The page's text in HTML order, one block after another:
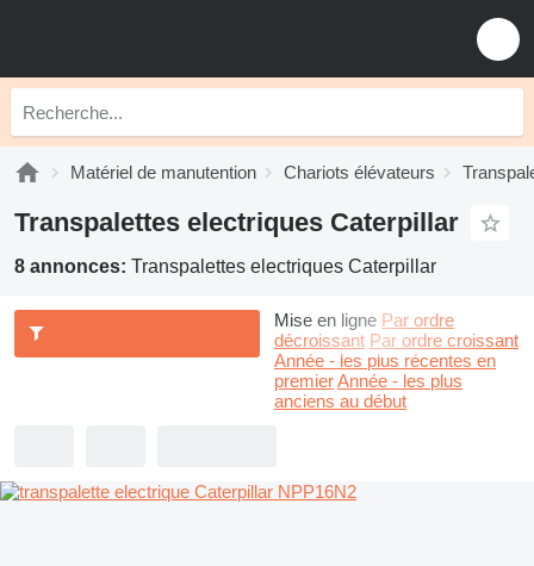
Matériel de manutention Chariots élévateurs
Transpalettes electriques Caterpillar
8 annonces: Transpalettes electriques Caterpillar
Mise en ligne Par ordre
décroissant Par ordre croissant
Année - les plus récentes en
premierAnnée - les plus
anciens au début